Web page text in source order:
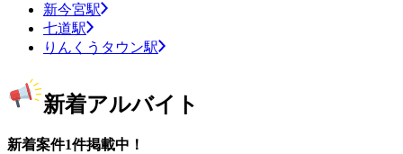
新今宮駅
七道駅
りんくうタウン駅
新着アルバイト
新着案件1件掲載中！